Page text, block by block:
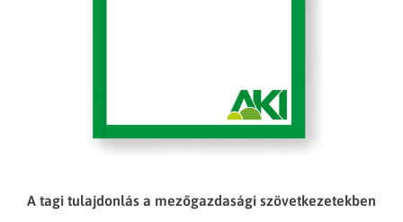
A tagi tulajdonlás a mezőgazdasági szövetkezetekben